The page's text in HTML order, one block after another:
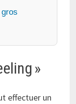
»
effectuer un